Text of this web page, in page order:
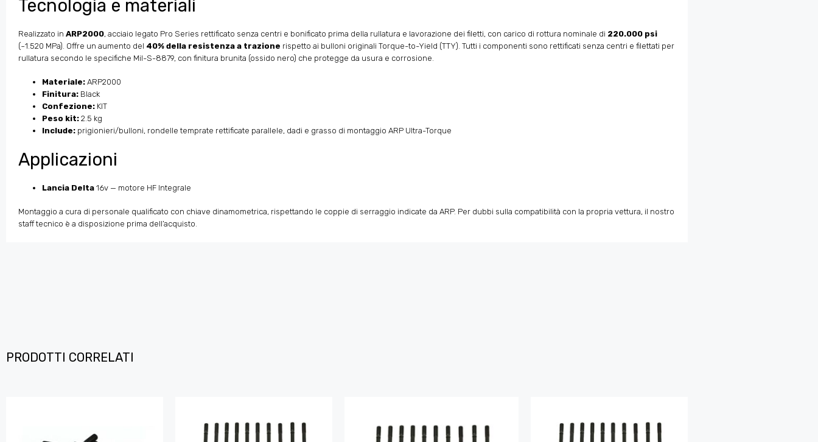
Tecnologia e materiali
Realizzato in ARP2000, acciaio legato Pro Series rettificato senza centri e bonificato prima della rullatura e lavorazione dei filetti, con carico di rottura nominale di 220.000 psi
(~1.520 MPa). Offre un aumento del 40% della resistenza a trazione rispetto ai bulloni originali Torque-to-Yield (TTY). Tutti i componenti sono rettificati senza centri e filettati per
rullatura secondo le specifiche Mil-S-8879, con finitura brunita (ossido nero) che protegge da usura e corrosione.
Materiale: ARP2000
Finitura: Black
Confezione: KIT
Peso kit: 2.5 kg
Include: prigionieri/bulloni, rondelle temprate rettificate parallele, dadi e grasso di montaggio ARP Ultra-Torque
Applicazioni
Lancia Delta 16v — motore HF Integrale
Montaggio a cura di personale qualificato con chiave dinamometrica, rispettando le coppie di serraggio indicate da ARP. Per dubbi sulla compatibilità con la propria vettura, il nostro
staff tecnico è a disposizione prima dell’acquisto.
PRODOTTI CORRELATI